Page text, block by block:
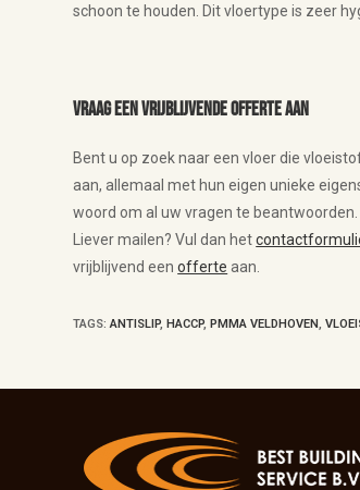
schoon te houden. Dit vloertype is zeer
Vraag een vrijblijvende offerte aan
Bent u op zoek naar een vloer die
aan, allemaal met hun eigen unieke
woord om al uw vragen te
Liever mailen? Vul dan het
vrijblijvend eenofferte aan.
TAGS:ANTISLIP, HACCP, PMMA VELDHOVEN,